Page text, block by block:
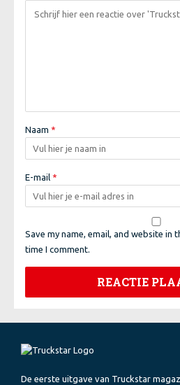
Naam *
E-mail *
Save my name, email, and website in
time I comment.
De eerste uitgave van Truckstar